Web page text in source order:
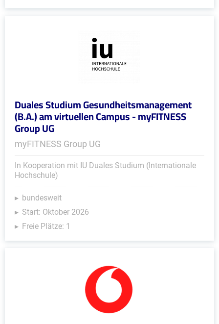
Duales Studium Gesundheitsmanagement
(B.A.) am virtuellen Campus - myFITNESS
Group UG
myFITNESS Group UG
In Kooperation mit IU Duales Studium (Internationale
Hochschule)
bundesweit
Start: Oktober 2026
Freie Plätze: 1